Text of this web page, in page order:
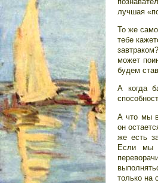
лучшая
То же
тебе
может
будем
А когда
А что мы
он
же есть
Если мы
только на